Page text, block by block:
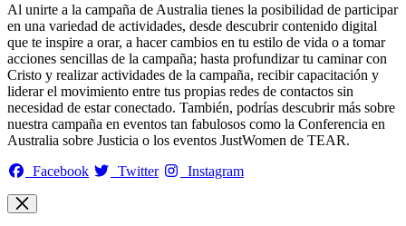
Al unirte a la campaña de Australia tienes la posibilidad de participar
en una variedad de actividades, desde descubrir contenido digital
que te inspire a orar, a hacer cambios en tu estilo de vida o a tomar
acciones sencillas de la campaña; hasta profundizar tu caminar con
Cristo y realizar actividades de la campaña, recibir capacitación y
liderar el movimiento entre tus propias redes de contactos sin
necesidad de estar conectado. También, podrías descubrir más sobre
nuestra campaña en eventos tan fabulosos como la Conferencia en
Australia sobre Justicia o los eventos JustWomen de TEAR.
Facebook
Twitter Instagram